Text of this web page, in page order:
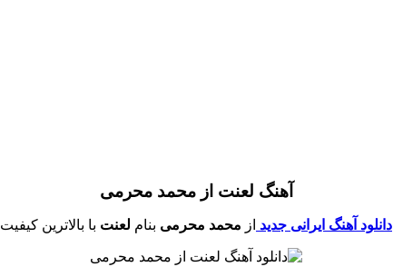
آهنگ لعنت از محمد محرمی
دانلود آهنگ ایرانی جدید از محمد محرمی بنام لعنت با بالاترین کیفیت